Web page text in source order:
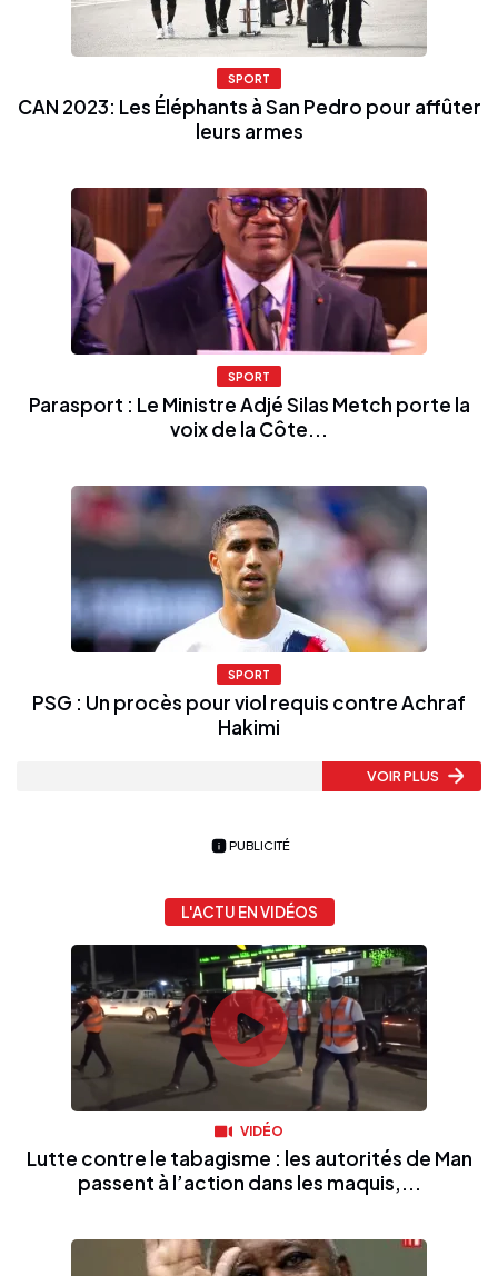
SPORT
CAN 2023: Les Éléphants à San Pedro pour affûter
leurs armes
SPORT
Parasport : Le Ministre Adjé Silas Metch porte la
voix de la Côte...
SPORT
PSG : Un procès pour viol requis contre Achraf
Hakimi
VOIR PLUS
PUBLICITÉ
L'ACTU EN VIDÉOS
VIDÉO
Lutte contre le tabagisme : les autorités de Man
passent à l’action dans les maquis,...